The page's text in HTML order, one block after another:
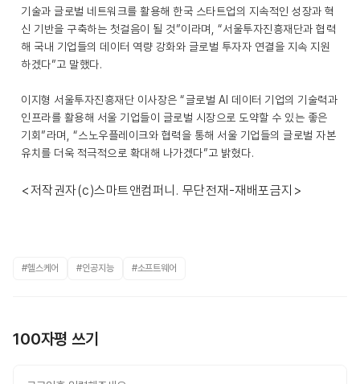
기술과 글로벌 네트워크를 활용해 한국 스타트업의 지속적인 성장과 혁
신 기반을 구축하는 첫걸음이 될 것”이라며, “서울투자진흥재단과 협력
해 국내 기업들의 데이터 역량 강화와 글로벌 투자자 연결을 지속 지원
하겠다”고 말했다.
이지형 서울투자진흥재단 이사장은 “글로벌 AI 데이터 기업의 기술력과
인프라를 활용해 서울 기업들이 글로벌 시장으로 도약할 수 있는 좋은
기회”라며, “스노우플레이크와 협력을 통해 서울 기업들의 글로벌 자본
유치를 더욱 적극적으로 확대해 나가겠다”고 밝혔다.
<저작권자(c)스마트앤컴퍼니. 무단전재-재배포금지>
#헬스케어 #인공지능 #소프트웨어
100자평 쓰기